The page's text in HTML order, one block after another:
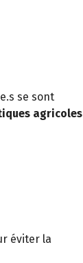
se sont
agricoles
éviter la